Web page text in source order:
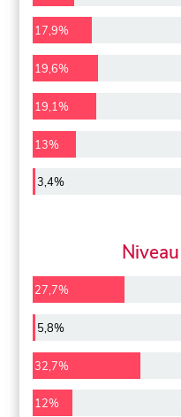
17,9%
19,6%
19,1%
13%
3,4%
27,7%
5,8%
32,7%
12%